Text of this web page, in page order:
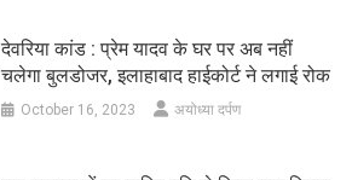
देवरिया कांड : प्रेम यादव के घर पर अब नहीं
चलेगा बुलडोजर, इलाहाबाद हाईकोर्ट ने लगाई रोक
October 16, 2023 अयोध्या दर्पण